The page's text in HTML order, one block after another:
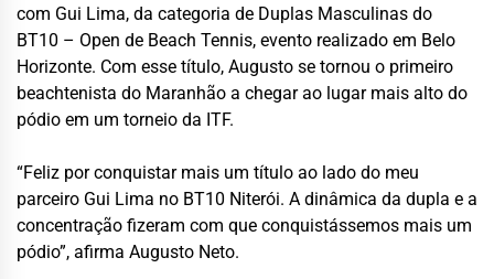
com Gui Lima, da categoria de Duplas Masculinas do
BT10 – Open de Beach Tennis, evento realizado em Belo
Horizonte. Com esse título, Augusto se tornou o primeiro
beachtenista do Maranhão a chegar ao lugar mais alto do
pódio em um torneio da ITF.
“Feliz por conquistar mais um título ao lado do meu
parceiro Gui Lima no BT10 Niterói. A dinâmica da dupla e a
concentração fizeram com que conquistássemos mais um
pódio”, afirma Augusto Neto.